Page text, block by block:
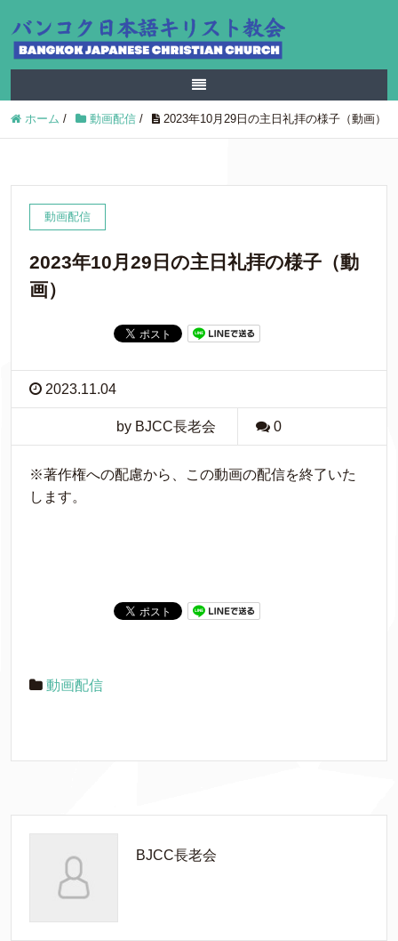
ホーム / 動画配信 / 2023年10月29日の主日礼拝の様子（動画）
動画配信
2023年10月29日の主日礼拝の様子（動
画）
2023.11.04
by BJCC長老会 0
※著作権への配慮から、この動画の配信を終了いた
します。
動画配信
BJCC長老会